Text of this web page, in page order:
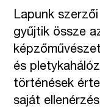
Lapunk
gyűjtik össze
és
történések
saját